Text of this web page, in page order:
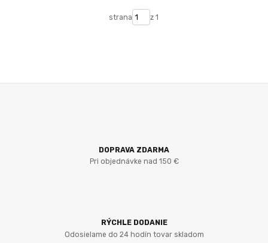
strana z 1
DOPRAVA ZDARMA
Pri objednávke nad 150 €
RÝCHLE DODANIE
Odosielame do 24 hodín tovar skladom